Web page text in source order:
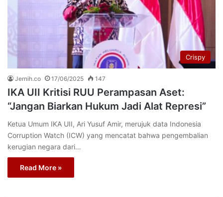
Crispy
Jernih.co 17/06/2025 147
IKA UII Kritisi RUU Perampasan Aset:
“Jangan Biarkan Hukum Jadi Alat Represi”
Ketua Umum IKA UII, Ari Yusuf Amir, merujuk data Indonesia
Corruption Watch (ICW) yang mencatat bahwa pengembalian
kerugian negara dari…
Read More »